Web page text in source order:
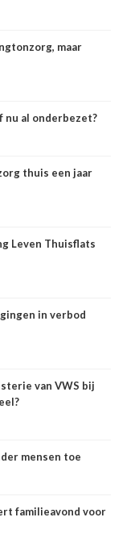
maar
nu al onderbezet?
thuis een jaar
Leven Thuisflats
in verbod
van VWS bij
mensen toe
familieavond voor